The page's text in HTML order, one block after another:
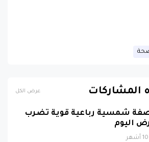
المشاركات عرض الكل
شمسية رباعية قوية تضرب
اليوم